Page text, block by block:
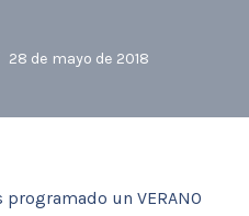
28 de mayo de 2018
un VERANO